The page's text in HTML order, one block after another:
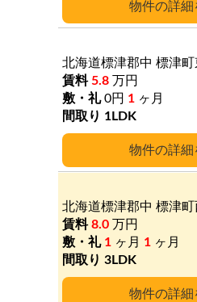
詳細
詳細
北海道標津郡中 標津町
5.8 万円
0円 1 ヶ月
1LDK
詳細
北海道標津郡中 標津
8.0 万円
1 ヶ月 1 ヶ月
3LDK